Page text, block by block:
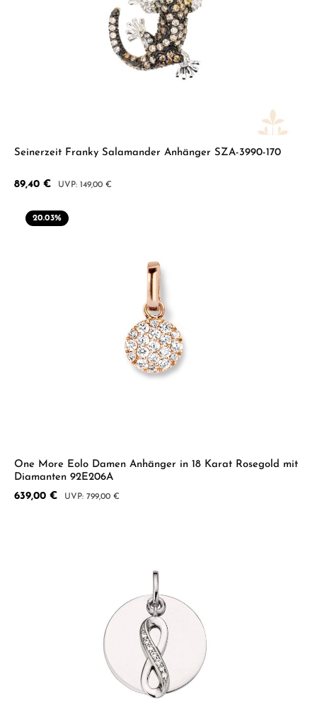
Seinerzeit Franky Salamander Anhänger SZA-3990-170
Verkaufspreis:
89,40 € Regulärer Preis:
149,00 €
20.03%
One More Eolo Damen Anhänger in 18 Karat Rosegold mit
Diamanten 92E206A
Verkaufspreis:
639,00 € Regulärer Preis:
799,00 €